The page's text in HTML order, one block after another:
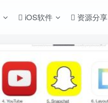
iOS软件 资源分享